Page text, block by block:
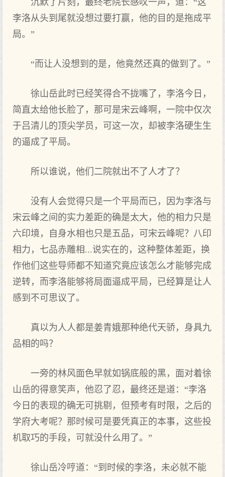
沉默了片刻，最终老院长感叹一声，道：“这
李洛从头到尾就没想过要打赢，他的目的是拖成平
局。”
“而让人没想到的是，他竟然还真的做到了。”
徐山岳此时已经笑得合不拢嘴了，李洛今日，
简直太给他长脸了，那可是宋云峰啊，一院中仅次
于吕清儿的顶尖学员，可这一次，却被李洛硬生生
的逼成了平局。
所以谁说，他们二院就出不了人才了？
没有人会觉得只是一个平局而已，因为李洛与
宋云峰之间的实力差距的确是太大，他的相力只是
六印境，自身水相也只是五品，可宋云峰呢？八印
相力，七品赤雕相...说实在的，这种整体差距，换
作他们这些导师都不知道究竟应该怎么才能够完成
逆转，而李洛能够将局面逼成平局，已经算是让人
感到不可思议了。
真以为人人都是姜青娥那种绝代天骄，身具九
品相的吗？
一旁的林风面色早就如锅底般的黑，面对着徐
山岳的得意笑声，他忍了忍，最终还是道：“李洛
今日的表现的确无可挑剔，但预考有时限，之后的
学府大考呢？那时候可是要凭真正的本事，这些投
机取巧的手段，可就没什么用了。”
徐山岳冷哼道：“到时候的李洛，未必就不能